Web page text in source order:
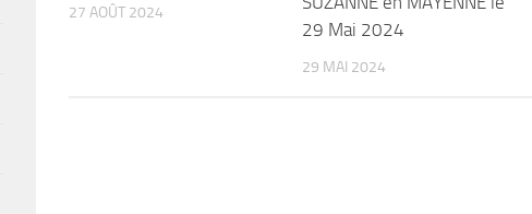
27 AOÛT 2024
29 Mai 2024
29 MAI 2024